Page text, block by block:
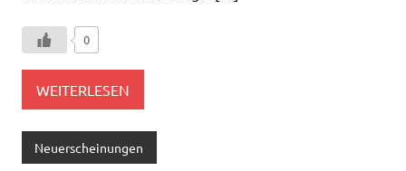
0
WEITERLESEN
Neuerscheinungen